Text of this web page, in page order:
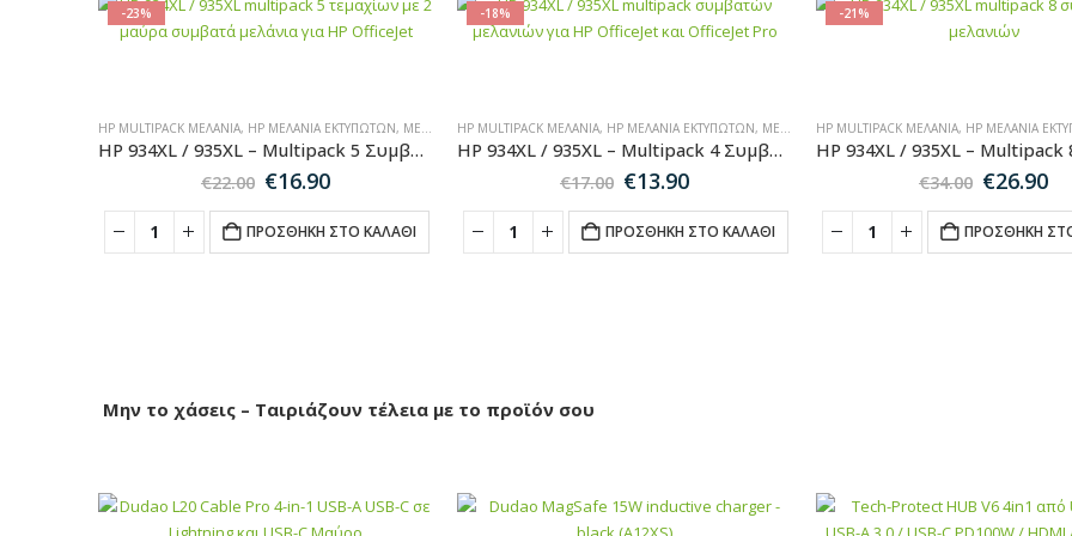
-23%
HP MULTIPACK ΜΕΛΆΝΙΑ, HP ΜΕΛΆΝΙΑ ΕΚΤΥΠΩΤΏΝ, ΜΕΛΆΝΙΑ ΕΚΤΥΠΩΤΏΝ ,MULTIPACK ΜΕΛΆΝΙΑ
HP 934XL / 935XL – Multipack 5 Συμβατών Μελανιών για Εκτυπωτές HP OfficeJet
€22.00 Original
was:
€22.00.
€16.90Η
τιμή
είναι:
ΠΡΟΣΘΉΚΗ ΣΤΟ ΚΑΛΆΘΙ
-18%
HP MULTIPACK ΜΕΛΆΝΙΑ, HP ΜΕΛΆΝΙΑ ΕΚΤΥΠΩΤΏΝ, ΜΕΛΆΝΙΑ ΕΚΤΥΠΩΤΏΝ ,MULTIPACK ΜΕΛΆΝΙΑ
HP 934XL / 935XL – Multipack 4 Συμβατών Μελανιών για Εκτυπωτές HP OfficeJet
€17.00 Original
was:
€17.00.
€13.90Η
τιμή
είναι:
ΠΡΟΣΘΉΚΗ ΣΤΟ ΚΑΛΆΘΙ
-21%
HP MULTIPACK ΜΕΛΆΝΙΑ, HP ΜΕΛΆΝΙΑ
€34.00 Original
was:
€34.00.
€26.90Η
ΠΡΟΣΘΉΚΗ
Μην το χάσεις – Ταιριάζουν τέλεια με το προϊόν σου